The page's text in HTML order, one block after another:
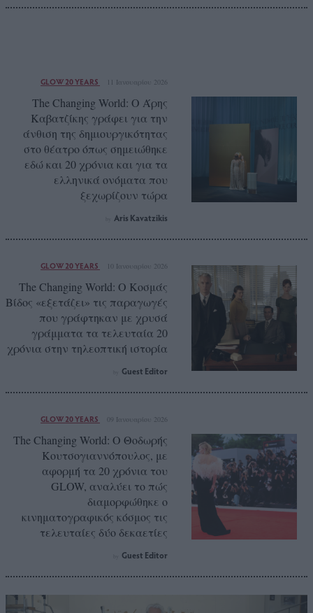
GLOW 20 YEARS 11 Ιανουαρίου 2026
The Changing World: Ο Άρης
Καβατζίκης γράφει για την
άνθιση της δημιουργικότητας
στο θέατρο όπως σημειώθηκε
εδώ και 20 χρόνια και για τα
ελληνικά ονόματα που
ξεχωρίζουν τώρα
Aris Kavatzikis
GLOW 20 YEARS 10 Ιανουαρίου 2026
The Changing World: Ο Κοσμάς
Βίδος «εξετάζει» τις παραγωγές
που γράφτηκαν με χρυσά
γράμματα τα τελευταία 20
χρόνια στην τηλεοπτική ιστορία
Guest Editor
GLOW 20 YEARS 09 Ιανουαρίου 2026
The Changing World: O Θοδωρής
Κουτσογιαννόπουλος, με
αφορμή τα 20 χρόνια του
GLOW, αναλύει το πώς
διαμορφώθηκε ο
κινηματογραφικός κόσμος τις
τελευταίες δύο δεκαετίες
Guest Editor